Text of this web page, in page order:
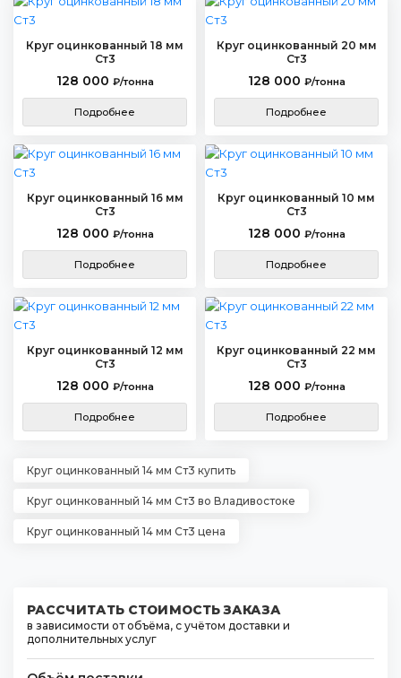
Круг оцинкованный 18 мм
Ст3
128 000 ₽/тонна
Подробнее
Круг оцинкованный 20 мм
Ст3
128 000 ₽/тонна
Подробнее
Круг оцинкованный 16 мм
Ст3
128 000 ₽/тонна
Подробнее
Круг оцинкованный 10 мм
Ст3
128 000 ₽/тонна
Подробнее
Круг оцинкованный 12 мм
Ст3
128 000 ₽/тонна
Подробнее
Круг оцинкованный 22 мм
Ст3
128 000 ₽/тонна
Подробнее
Круг оцинкованный 14 мм Ст3 купить
Круг оцинкованный 14 мм Ст3 во Владивостоке
Круг оцинкованный 14 мм Ст3 цена
РАССЧИТАТЬ СТОИМОСТЬ ЗАКАЗА
в зависимости от объёма, с учётом доставки и
дополнительных услуг